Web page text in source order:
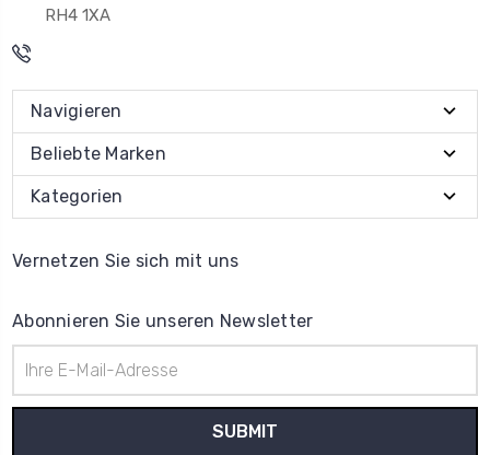
RH4 1XA
Navigieren
Beliebte Marken
Kategorien
Vernetzen Sie sich mit uns
Abonnieren Sie unseren Newsletter
Mail-
Adresse